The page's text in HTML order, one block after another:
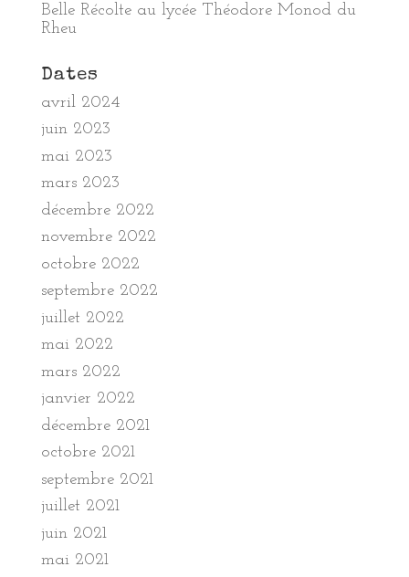
Belle Récolte au lycée Théodore Monod du
Rheu
Dates
avril 2024
juin 2023
mai 2023
mars 2023
décembre 2022
novembre 2022
octobre 2022
septembre 2022
juillet 2022
mai 2022
mars 2022
janvier 2022
décembre 2021
octobre 2021
septembre 2021
juillet 2021
juin 2021
mai 2021